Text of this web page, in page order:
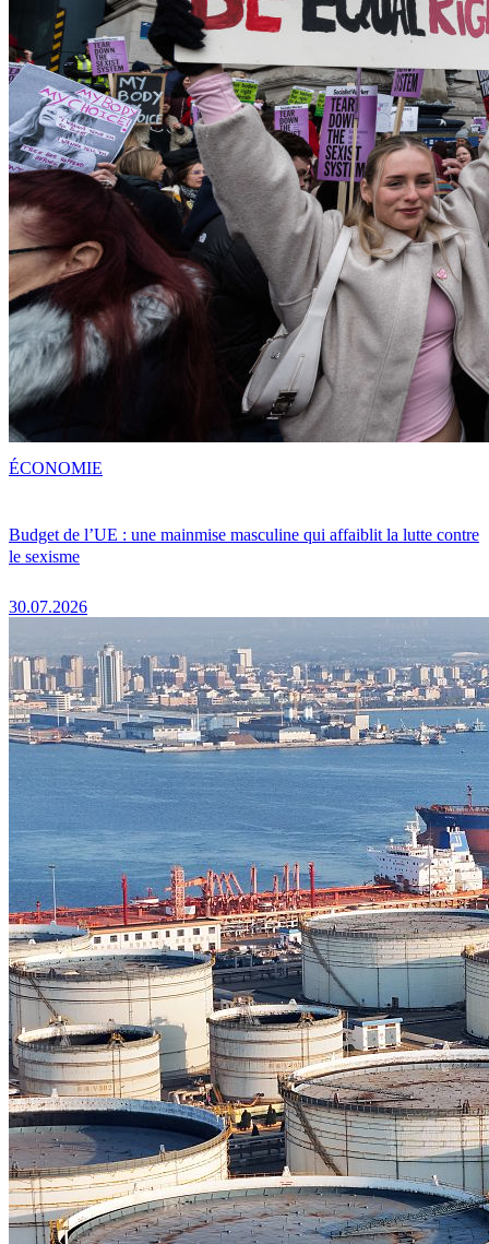
Budget de l’UE : une mainmise masculine qui affaiblit la lutte contre
le sexisme
30.07.2026
ÉCONOMIE